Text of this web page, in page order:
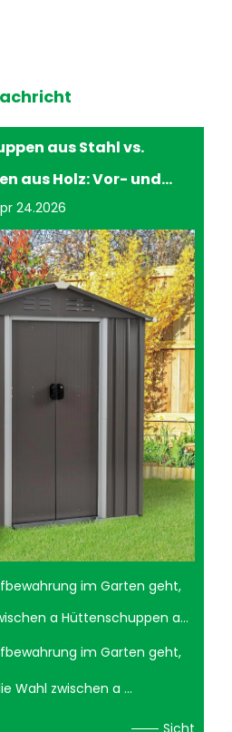
aus Stahl vs.
aus Holz: Vor- und
24.2026
im Garten geht,
aus
sein. Beide Optionen
im Garten geht,
Wahl zwischen a ...